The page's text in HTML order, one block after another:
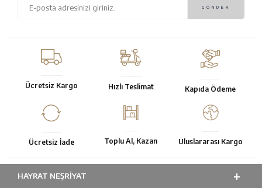
Ücretsiz Kargo Hızlı Teslimat Kapıda Ödeme
Ücretsiz İade Toplu Al, Kazan Uluslararası Kargo
HAYRAT NEŞRIYAT